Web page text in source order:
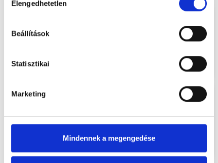
kiválasztása
Elengedhetetlen
Beállítások
Statisztikai
Marketing
Mindennek a megengedése